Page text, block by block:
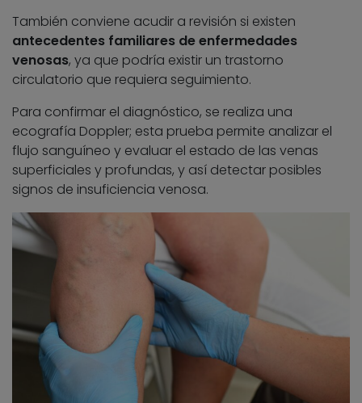
También conviene acudir a revisión si existen
antecedentes familiares de enfermedades
venosas, ya que podría existir un trastorno
circulatorio que requiera seguimiento.
Para confirmar el diagnóstico, se realiza una
ecografía Doppler; esta prueba permite analizar el
flujo sanguíneo y evaluar el estado de las venas
superficiales y profundas, y así detectar posibles
signos de insuficiencia venosa.